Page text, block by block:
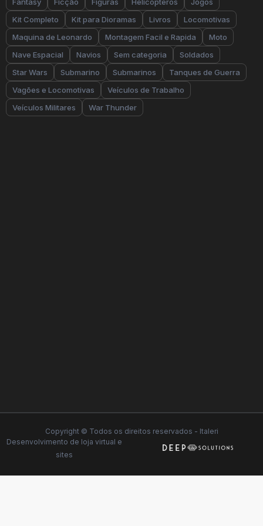
Kit Completo
Kit para Dioramas Livros
Locomotivas
Maquina de Leonardo
Montagem Facil e Rapida
Moto
Nave Espacial
Navios Sem categoria
Soldados
Star Wars
Submarino Submarinos
Tanques de Guerra
Vagões e Locomotivas
Veículos de Trabalho
Veículos Militares
War Thunder
Copyright © Todos os direitos reservados - Italeri
Desenvolvimento de loja virtual e
sites